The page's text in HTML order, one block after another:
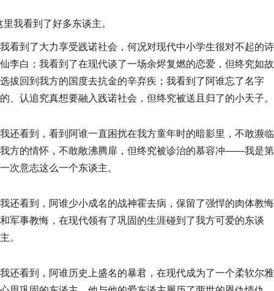
里我看到了好多东谈主。
我看到了大力享受践诺社会，何况对现代中小学生很对不起的诗
仙李白；我看到了在现代谈了一场余烬复燃的恋爱，但终究如故
选拔回到我方的国度去抗金的辛弃疾；我看到了阿谁忘了名字
的、认追究真想要融入践诺社会，但终究被送且归了的小天子。
我还看到，看到阿谁一直困扰在我方童年时的暗影里，不敢濒临
我方的情怀，不敢敞沸腾扉，但终究被诊治的慕容冲——我是第
一次意志这么一个东谈主。
我还看到，阿谁少小成名的战神霍去病，保留了强悍的肉体教悔
和军事教悔，在现代领有了巩固的生涯碰到了我方可爱的东谈
主。
我还看到，阿谁历史上盛名的暴君，在现代成为了一个柔软尔雅